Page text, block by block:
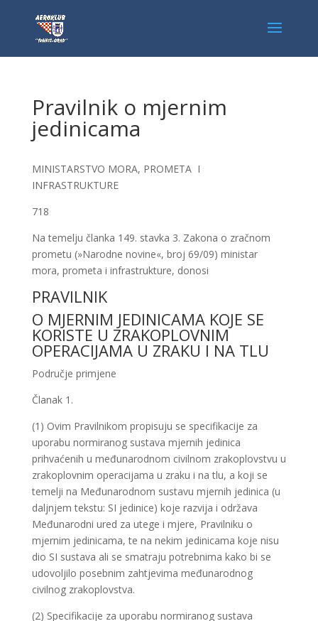
Pravilnik o mjernim
jedinicama
MINISTARSTVO MORA, PROMETA I
INFRASTRUKTURE
718
Na temelju članka 149. stavka 3. Zakona o zračnom
prometu (»Narodne novine«, broj 69/09) ministar
mora, prometa i infrastrukture, donosi
PRAVILNIK
O MJERNIM JEDINICAMA KOJE SE
KORISTE U ZRAKOPLOVNIM
OPERACIJAMA U ZRAKU I NA TLU
Područje primjene
Članak 1.
(1) Ovim Pravilnikom propisuju se specifikacije za
uporabu normiranog sustava mjernih jedinica
prihvaćenih u međunarodnom civilnom zrakoplovstvu u
zrakoplovnim operacijama u zraku i na tlu, a koji se
temelji na Međunarodnom sustavu mjernih jedinica (u
daljnjem tekstu: SI jedinice) koje razvija i održava
Međunarodni ured za utege i mjere, Pravilniku o
mjernim jedinicama, te na nekim jedinicama koje nisu
dio SI sustava ali se smatraju potrebnima kako bi se
udovoljilo posebnim zahtjevima međunarodnog
civilnog zrakoplovstva.
(2) Specifikacije za uporabu normiranog sustava